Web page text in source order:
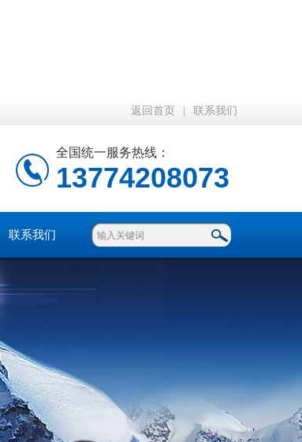
返回首页 联系我们
全国统一服务热线：
13774208073
联系我们